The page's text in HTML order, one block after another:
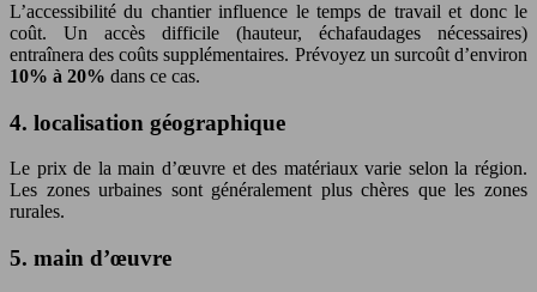
L’accessibilité du chantier influence le temps de travail et donc le
coût. Un accès difficile (hauteur, échafaudages nécessaires)
entraînera des coûts supplémentaires. Prévoyez un surcoût d’environ
10% à 20% dans ce cas.
4. localisation géographique
Le prix de la main d’œuvre et des matériaux varie selon la région.
Les zones urbaines sont généralement plus chères que les zones
rurales.
5. main d’œuvre